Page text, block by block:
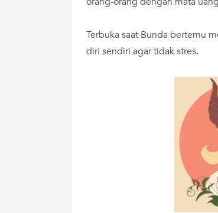
Terbuka saat Bunda bertemu
diri sendiri agar tidak stres.